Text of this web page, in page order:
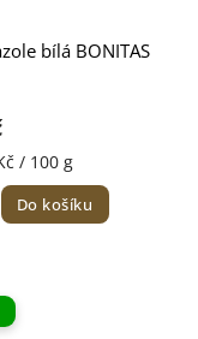
bílá BONITAS
/ 100 g
Do košíku